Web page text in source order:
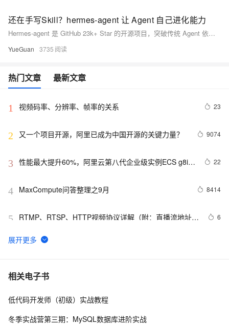
还在手写Skill？hermes-agent 让 Agent 自己进化能力
Hermes-agent 是 GitHub 23k+ Star 的开源项目，突破传统 Agent 依赖人工编写Aegnt Skill 的瓶颈，首创“自我进化”机制：通过失败→反思→自动生成技能→持续优化的闭环，让 Agent 在实践中自主构建、更新技能库，持续自我改进。
YueGuan 3735
热门文章 最新文章
1 视频码率、分辨率、帧率的关系 23
2 又一个项目开源，阿里已成为中国开源的关键力量？ 9074
3 性能最大提升60%，阿里云第八代企业级实例ECS g8i正
22
4 MaxCompute问答整理之9月 8414
5
RTMP、RTSP、HTTP视频协议详解（附：直播流地址、
6
6
【YOLOv8改进 - 注意力机制】Triplet Attention：轻量
7 Python PIL远程命令执行漏洞复现(CVE-2017-8291
8 新年快乐 ~
相关电子书
低代码开发师（初级）实战教程
冬季实战营第三期：MySQL数据库进阶实战